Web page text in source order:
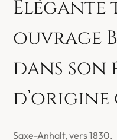
Élégante
ouvrage
dans son
d’origine
Saxe-Anhalt, vers 1830.